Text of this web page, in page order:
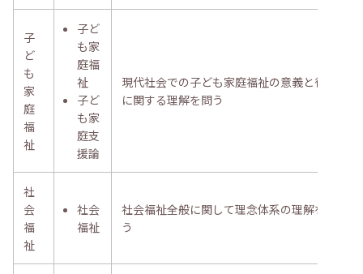
子
ど
も
家
庭
福
祉
子ど
も家
庭福
祉
子ど
も家
庭支
援論
現代社会での子ども家庭福祉の意義と役割
に関する理解を問う
社
会
福
祉
社会
福祉
社会福祉全般に関して理念体系の理解を問
う